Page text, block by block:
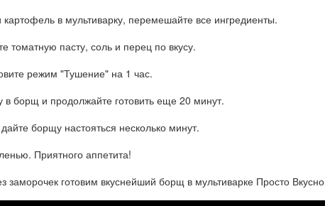
картофель в мультиварку, перемешайте все ингредиенты.
томатную пасту, соль и перец по вкусу.
режим "Тушение" на 1 час.
в борщ и продолжайте готовить еще 20 минут.
борщу настояться несколько минут.
Приятного аппетита!
готовим вкуснейший борщ в мультиварке Просто Вкусно